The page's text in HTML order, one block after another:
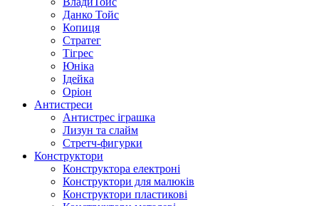
Данко Тойс
Копиця
Стратег
Тігрес
Юніка
Ідейка
Оріон
Антистреси
Антистрес іграшка
Лизун та слайм
Стретч-фигурки
Конструктори
Конструктора електроні
Конструктори для малюків
Конструктори пластикові